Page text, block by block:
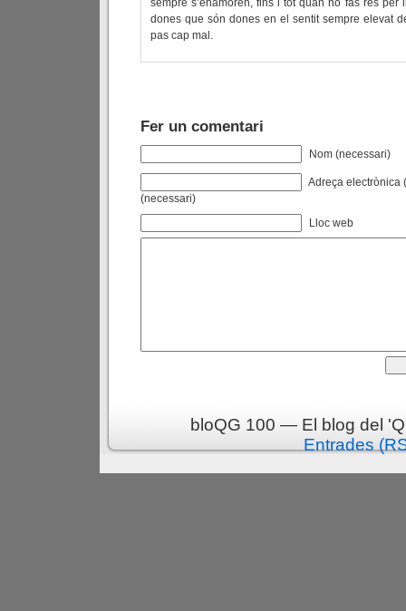
sempre s’enamoren, fins i tot quan no fas res per
dones que són dones en el sentit sempre elevat
pas cap mal.
Fer un comentari
Nom (necessari)
Adreça electrònica
(necessari)
Lloc web
bloQG 100 — El blog del
Entrades